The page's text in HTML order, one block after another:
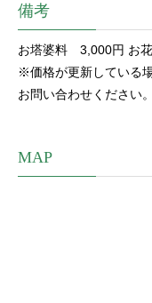
備考
お塔婆料 3,000円 お
※価格が更新している
お問い合わせください。
MAP